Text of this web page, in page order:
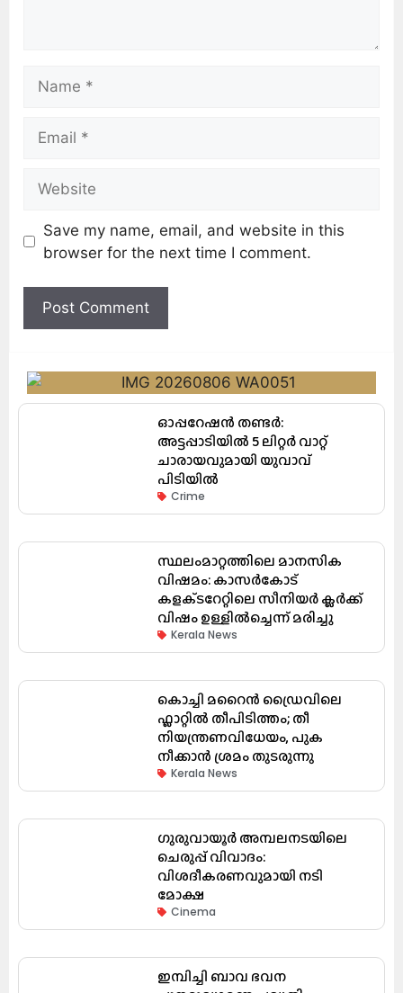
Save my name, email, and website in this
browser for the next time I comment.
ഓപ്പറേഷൻ തണ്ടർ:
അട്ടപ്പാടിയിൽ 5 ലിറ്റർ വാറ്റ്
ചാരായവുമായി യുവാവ്
പിടിയിൽ
Crime
സ്ഥലംമാറ്റത്തിലെ മാനസിക
വിഷമം: കാസർകോട്
കളക്‌ടറേറ്റിലെ സീനിയർ ക്ലർക്ക്
വിഷം ഉള്ളിൽച്ചെന്ന് മരിച്ചു
Kerala News
കൊച്ചി മറൈൻ ഡ്രൈവിലെ
ഫ്ലാറ്റിൽ തീപിടിത്തം; തീ
നിയന്ത്രണവിധേയം, പുക
നീക്കാൻ ശ്രമം തുടരുന്നു
Kerala News
ഗുരുവായൂർ അമ്പലനടയിലെ
ചെരുപ്പ് വിവാദം:
വിശദീകരണവുമായി നടി
മോക്ഷ
Cinema
ഇമ്പിച്ചി ബാവ ഭവന